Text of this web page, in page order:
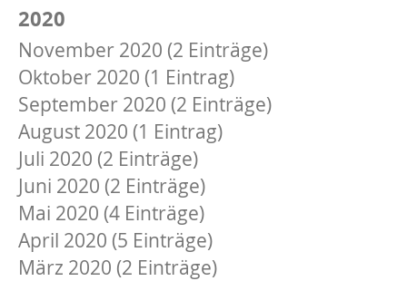
2020
November 2020 (2 Einträge)
Oktober 2020 (1 Eintrag)
September 2020 (2 Einträge)
August 2020 (1 Eintrag)
Juli 2020 (2 Einträge)
Juni 2020 (2 Einträge)
Mai 2020 (4 Einträge)
April 2020 (5 Einträge)
März 2020 (2 Einträge)